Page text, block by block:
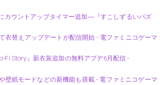
カウントアップタイマー追加―『すこしずるいパズ
衣替えアップデートが配信開始 - 電ファミニコゲーマ
Fi Story』新衣装追加の無料アプデ6月配信 -
壁紙モードなどの新機能も搭載 - 電ファミニコゲーマ